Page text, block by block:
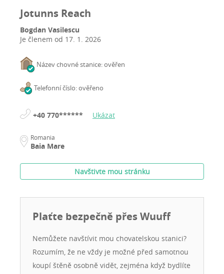
Jotunns Reach
Bogdan Vasilescu
Je členem od 17. 1. 2026
Název chovné stanice: ověřen
Telefonní číslo: ověřeno
+40 770****** Ukázat
Romania
Baia Mare
Navštivte mou stránku
Plaťte bezpečně přes Wuuff
Nemůžete navštívit mou chovatelskou stanici?
Rozumím, že ne vždy je možné před samotnou
koupí štěně osobně vidět, zejména když bydlíte